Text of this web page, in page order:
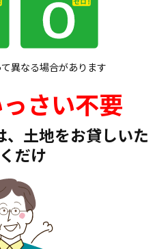
異なる場合があります
さい不要
、土地をお貸しいた
だけ